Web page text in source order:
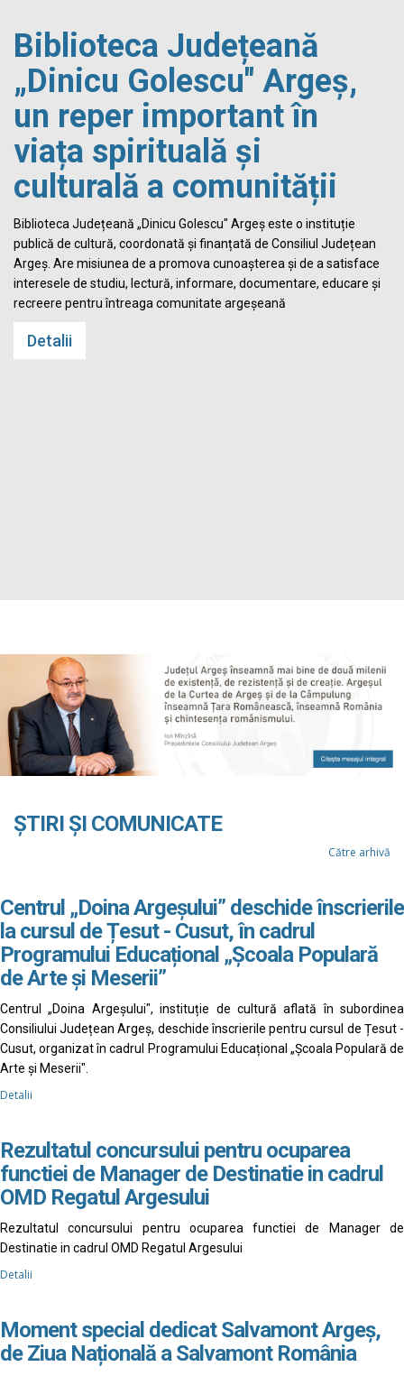
Biblioteca Județeană
„Dinicu Golescu" Argeș,
un reper important în
viața spirituală și
culturală a comunității
Biblioteca Județeană „Dinicu Golescu" Argeș este o instituție
publică de cultură, coordonată și finanțată de Consiliul Județean
Argeș. Are misiunea de a promova cunoașterea și de a satisface
interesele de studiu, lectură, informare, documentare, educare și
recreere pentru întreaga comunitate argeșeană
Detalii
ȘTIRI ȘI COMUNICATE
Către arhivă
Centrul „Doina Argeșului” deschide înscrierile
la cursul de Țesut - Cusut, în cadrul
Programului Educațional „Școala Populară
de Arte și Meserii”
Centrul „Doina Argeșului", instituție de cultură aflată în subordinea
Consiliului Județean Argeș, deschide înscrierile pentru cursul de Țesut -
Cusut, organizat în cadrul Programului Educațional „Școala Populară de
Arte și Meserii".
Detalii
Rezultatul concursului pentru ocuparea
functiei de Manager de Destinatie in cadrul
OMD Regatul Argesului
Rezultatul concursului pentru ocuparea functiei de Manager de
Destinatie in cadrul OMD Regatul Argesului
Detalii
Moment special dedicat Salvamont Argeș,
de Ziua Națională a Salvamont România